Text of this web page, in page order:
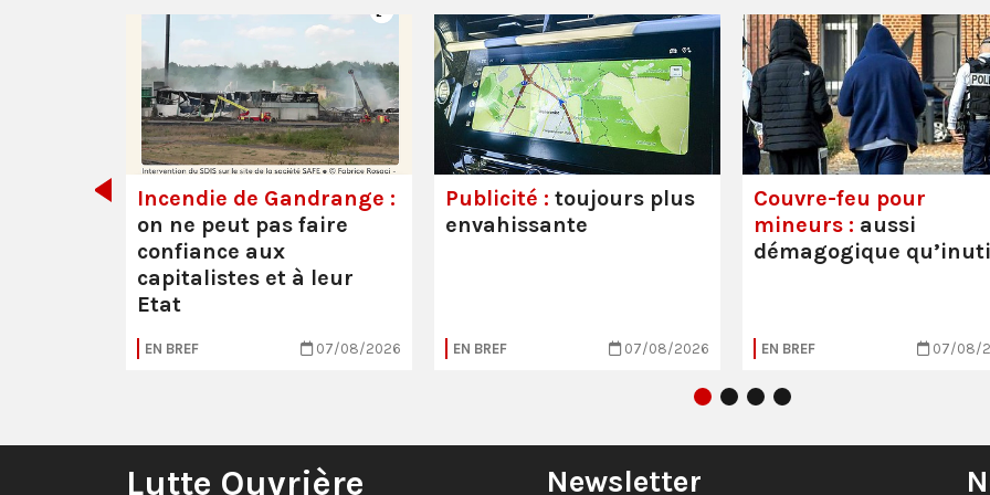
Incendie de Gandrange :
on ne peut pas faire
confiance aux
capitalistes et à leur
Etat
EN BREF 07/08/2026
Publicité : toujours plus
envahissante
EN BREF 07/08/2026
Couvre-feu pour
mineurs : aussi
démagogique
EN BREF 07/08/
Lutte Ouvrière Newsletter